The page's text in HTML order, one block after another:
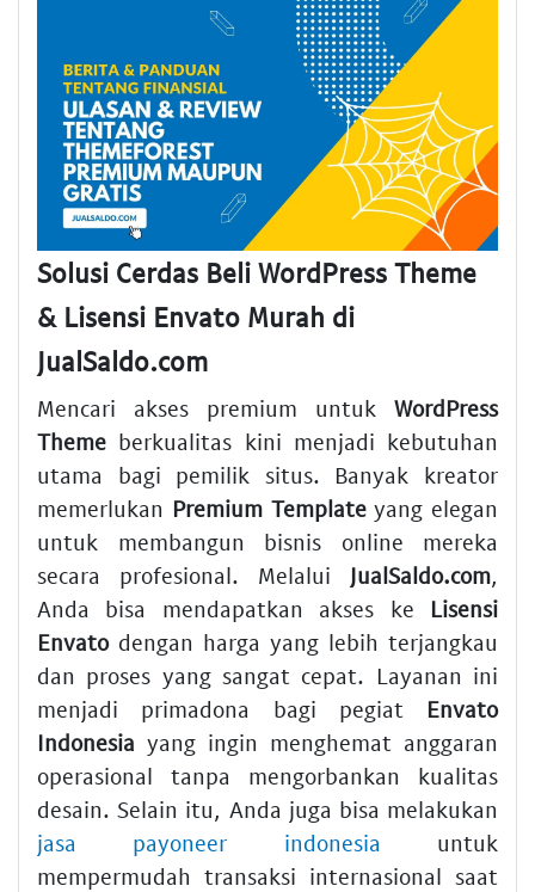
Solusi Cerdas Beli WordPress Theme
& Lisensi Envato Murah di
JualSaldo.com
Mencari akses premium untuk WordPress
Theme berkualitas kini menjadi kebutuhan
utama bagi pemilik situs. Banyak kreator
memerlukan Premium Templateyang elegan
untuk membangun bisnis online mereka
secara profesional. Melalui JualSaldo.com,
Anda bisa mendapatkan akses ke Lisensi
Envatodengan harga yang lebih terjangkau
dan proses yang sangat cepat. Layanan ini
menjadi primadona bagi pegiat Envato
Indonesia yang ingin menghemat anggaran
operasional tanpa mengorbankan kualitas
desain. Selain itu, Anda juga bisa melakukan
jasa payoneer indonesia untuk
mempermudah transaksi internasional saat